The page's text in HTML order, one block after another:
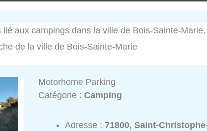
lié aux campings dans la ville de Bois-Sainte-
de la ville de Bois-Sainte-Marie
Motorhome Parking
Catégorie :Camping
Adresse :71800, Saint-